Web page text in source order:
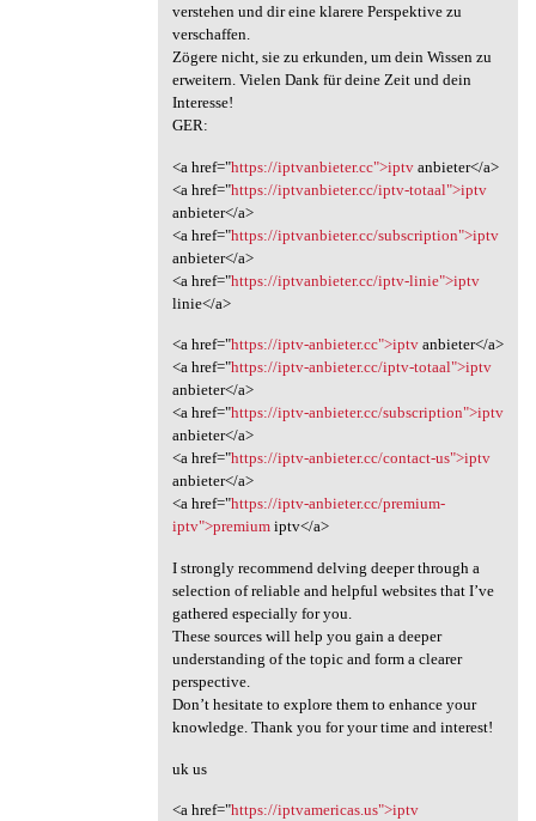
verstehen und dir eine klarere Perspektive zu
verschaffen.
Zögere nicht, sie zu erkunden, um dein Wissen zu
erweitern. Vielen Dank für deine Zeit und dein
Interesse!
GER:
<a href="https://iptvanbieter.cc">iptvanbieter</a>
<a href="https://iptvanbieter.cc/iptv-totaal">iptv
anbieter</a>
<a href="https://iptvanbieter.cc/subscription">iptv
anbieter</a>
<a href="https://iptvanbieter.cc/iptv-linie">iptv
linie</a>
<a href="https://iptv-anbieter.cc">iptvanbieter</a>
<a href="https://iptv-anbieter.cc/iptv-totaal">iptv
anbieter</a>
<a href="https://iptv-anbieter.cc/subscription">iptv
anbieter</a>
<a href="https://iptv-anbieter.cc/contact-us">iptv
anbieter</a>
<a href="https://iptv-anbieter.cc/premium-
iptv">premiumiptv</a>
I strongly recommend delving deeper through a
selection of reliable and helpful websites that I’ve
gathered especially for you.
These sources will help you gain a deeper
understanding of the topic and form a clearer
perspective.
Don’t hesitate to explore them to enhance your
knowledge. Thank you for your time and interest!
uk us
<a href="https://iptvamericas.us">iptv